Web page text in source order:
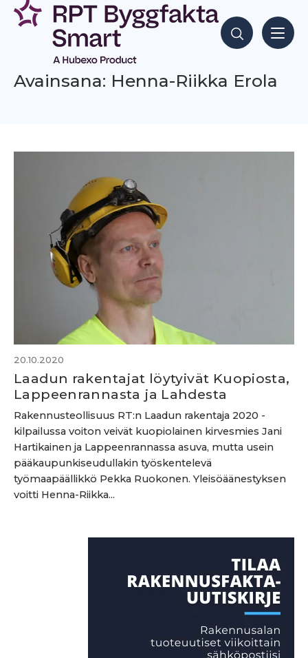
Siirry
sisältöön
Hae sisältöjä
Avainsana: Henna-Riikka Erola
20.10.2020
Laadun rakentajat löytyivät Kuopiosta,
Lappeenrannasta ja Lahdesta
Rakennusteollisuus RT:n Laadun rakentaja 2020 -
kilpailussa voiton veivät kuopiolainen kirvesmies Jani
Hartikainen ja Lappeenrannassa asuva, mutta usein
pääkaupunkiseudullakin työskentelevä
työmaapäällikkö Pekka Ruokonen. Yleisöäänestyksen
voitti Henna-Riikka...